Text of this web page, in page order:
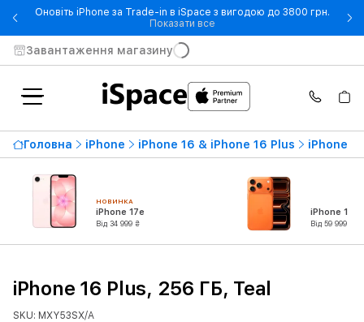
Оновіть iPhone за Trade-in в iSpace з вигодою до 3800 грн.
Показати все- Оновіть iPhone за Trade-in
Завантаження магазину
Головна iPhone iPhone 16 & iPhone 16 Plus iPhone
НОВИНКА
iPhone 17e
Від 34 999 ₴
iPhone 17
Від 59 999 ₴
iPhone 16 Plus, 256 ГБ, Teal
SKU: MXY53SX/A